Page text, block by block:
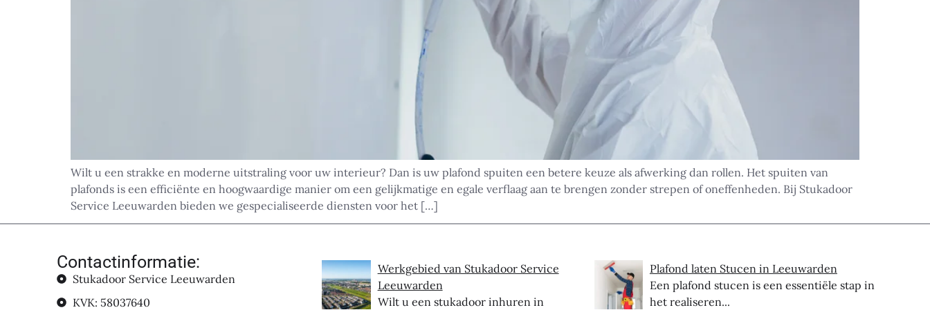
Wilt u een strakke en moderne uitstraling voor uw interieur? Dan is uw plafond spuiten een betere keuze als afwerking dan rollen. Het spuiten van
plafonds is een efficiënte en hoogwaardige manier om een gelijkmatige en egale verflaag aan te brengen zonder strepen of oneffenheden. Bij Stukadoor
Service Leeuwarden bieden we gespecialiseerde diensten voor het […]
Contactinformatie:
Stukadoor Service Leeuwarden
KVK: 58037640
Werkgebied van Stukadoor Service
Leeuwarden
Wilt u een stukadoor inhuren in
Plafond laten Stucen in Leeuwarden
Een plafond stucen is een essentiële stap in
het realiseren...